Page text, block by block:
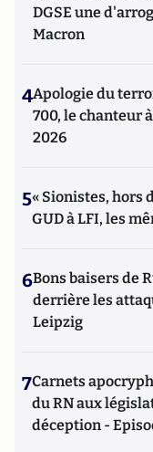
DGSE une
Macron
4Apologie du
700, le chanteur
2026
5« Sionistes, hors
GUD à LFI, les
6Bons baisers de
derrière les
Leipzig
7Carnets
du RN aux
déception -